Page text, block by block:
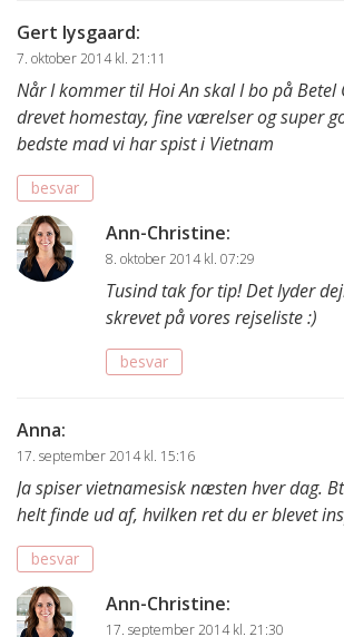
Gert lysgaard:
7. oktober 2014 kl. 21:11
Når I kommer til Hoi An skal I bo på
drevet homestay, fine værelser og super
bedste mad vi har spist i Vietnam
besvar
Ann-Christine:
8. oktober 2014 kl. 07:29
Tusind tak for tip! Det lyder
skrevet på vores rejseliste :)
besvar
Anna:
17. september 2014 kl. 15:16
Ja spiser vietnamesisk næsten hver dag.
helt finde ud af, hvilken ret du er blevet
besvar
Ann-Christine:
17. september 2014 kl. 21:30